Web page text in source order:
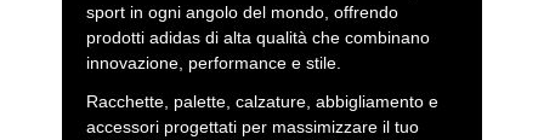
sport in ogni angolo del mondo, offrendo
prodotti adidas di alta qualità che combinano
innovazione, performance e stile.
Racchette, palette, calzature, abbigliamento e
accessori progettati per massimizzare il tuo